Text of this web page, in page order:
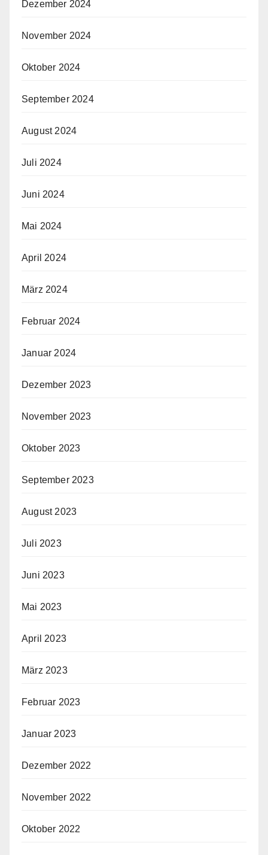
Dezember 2024
November 2024
Oktober 2024
September 2024
August 2024
Juli 2024
Juni 2024
Mai 2024
April 2024
März 2024
Februar 2024
Januar 2024
Dezember 2023
November 2023
Oktober 2023
September 2023
August 2023
Juli 2023
Juni 2023
Mai 2023
April 2023
März 2023
Februar 2023
Januar 2023
Dezember 2022
November 2022
Oktober 2022